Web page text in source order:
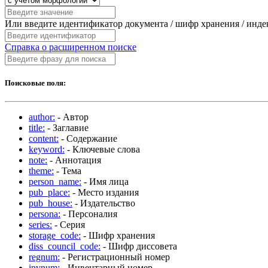
Или введите идентификатор документа / шифр хранения /
Справка о расширенном поиске
Поисковые поля:
author: - Автор
title: - Заглавие
content: - Содержание
keyword: - Ключевые слова
note: - Аннотация
theme: - Тема
person_name: - Имя лица
pub_place: - Место издания
pub_house: - Издательство
persona: - Персоналия
series: - Серия
storage_code: - Шифр хранения
diss_council_code: - Шифр диссовета
regnum: - Регистрационный номер